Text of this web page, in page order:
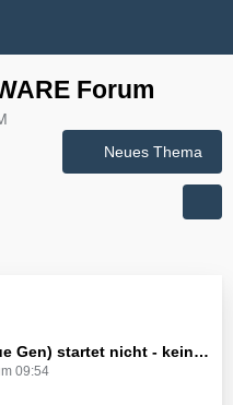
Forum
Neues Thema
tut sich - hat jemand eine Idee wie man ihn zum Leben erwecken könnte?
09:54